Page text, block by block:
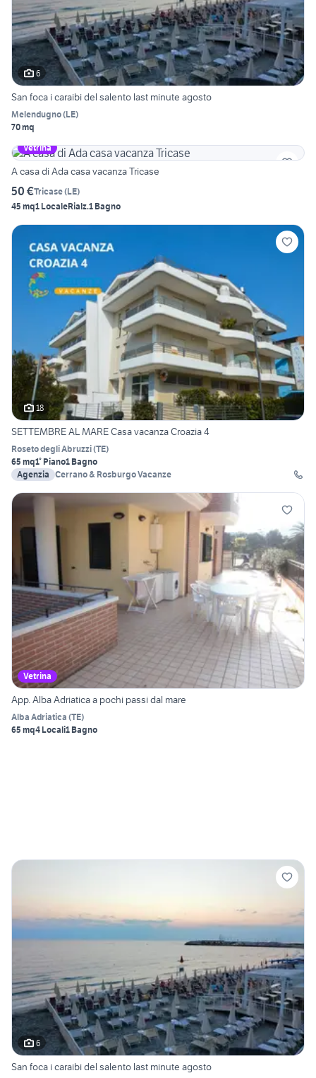
6
San foca i caraibi del salento last minute agosto
Melendugno(LE)
70 mq
Vetrina
A casa di Ada casa vacanza Tricase
50 €Tricase(LE)
45 mq1 LocaleRialz.1 Bagno
18
SETTEMBRE AL MARE Casa vacanza Croazia 4
Roseto degli Abruzzi(TE)
65 mq1° Piano1 Bagno
Agenzia Cerrano & Rosburgo Vacanze
Vetrina
App. Alba Adriatica a pochi passi dal mare
Alba Adriatica (TE)
65 mq4 Locali1 Bagno
6
San foca i caraibi del salento last minute agosto